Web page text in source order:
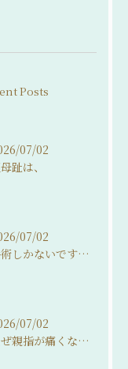
Posts
07/02
趾は、
07/02
「手術しかないですね…」
07/02
「なぜ親指が痛くなるの？」